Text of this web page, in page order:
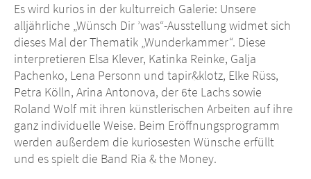
Es wird kurios in der kulturreich Galerie: Unsere
alljährliche „Wünsch Dir ’was“-Ausstellung widmet sich
dieses Mal der Thematik „Wunderkammer“. Diese
interpretieren Elsa Klever, Katinka Reinke, Galja
Pachenko, Lena Personn und tapir&klotz, Elke Rüss,
Petra Kölln, Arina Antonova, der 6te Lachs sowie
Roland Wolf mit ihren künstlerischen Arbeiten auf ihre
ganz individuelle Weise. Beim Eröffnungsprogramm
werden außerdem die kuriosesten Wünsche erfüllt
und es spielt die Band Ria & the Money.